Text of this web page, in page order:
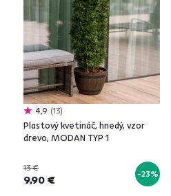
4,9 13
Plastový kvetináč, hnedý, vzor
drevo, MODAN TYP 1
13 €
9,90 € -23%